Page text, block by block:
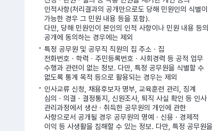
인적사항(처리결과의 공개만으로도 당해 민원인의 식별이
가능한 경우 그 민원 내용 등을 포함).
다만, 당해 민원인이 본인의 인적 사항이나 민원 내용 등의
공개에 동의하는 경우에는 제외
특정 공무원 및 공무직 직원의 집 주소ㆍ집
전화번호ㆍ학력ㆍ주민등록번호ㆍ사회경력 등 공적 업무
수행과 관련이 없는 정보. 다만, 특정 공무원을 식별할 수
없도록 통계 목적 등으로 활용되는 경우는 제외
인사교류 신청, 채용후보자 명부, 교육훈련 관리, 징계
심의ㆍ의결ㆍ결정통지, 신원조사, 퇴직 사실 확인 등 인사
관리과정에서 생산ㆍ취득한 공무원의 개인에 관한
사항으로서 공개될 경우 공무원의 명예ㆍ신용ㆍ경제적
이익 등 사생활을 침해할 수 있는 정보. 다만, 특정 공무원을